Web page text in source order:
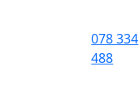
078 334
488